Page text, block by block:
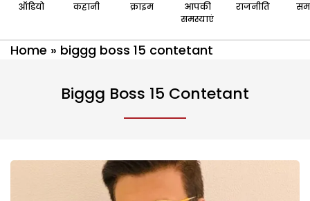
ऑडियो कहानी क्राइम
आपकी
समस्याएं
राजनीति
Home » biggg boss 15 contetant
Biggg Boss 15 Contetant